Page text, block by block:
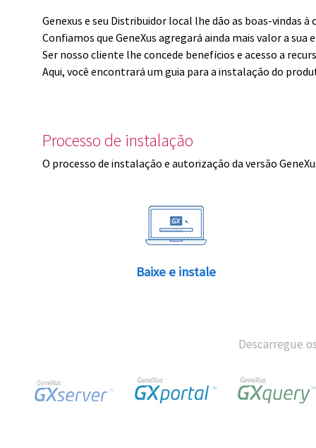
Genexus e seu Distribuidor local lhe dão as boas-vindas à
Confiamos que GeneXus agregará ainda mais valor a
Ser nosso cliente lhe concede benefícios e acesso a
Aqui, você encontrará um guia para a instalação do
Processo de instalação
O processo de instalação e autorização da versão
Baixe e instale
Descarregue